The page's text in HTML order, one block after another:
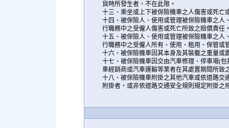
貨時所發生者，不在此限。
十三、乘坐或上下被保險機車之人傷害或死亡
十四、被保險人、使用或管理被保險機車之人
行職務中之受僱人傷害或死亡所致之賠償責任
十五、被保險人、使用或管理被保險機車之人
行職務中之受僱人所有、使用、租用、保管或
十六、被保險機車因其本身及其裝載之重量或
十七、被保險機車因交由汽車修理、停車場(
車經銷商或汽車運輸等業者在其處置期間所致
十八、被保險機車附掛之其他汽車或依道路交
附掛者，或非依道路交通安全規則規定附掛